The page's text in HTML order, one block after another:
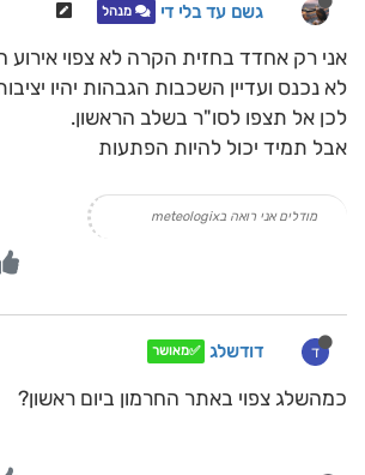
גשם עד בלי די מנהל
אני רק אחדד בחזית הקרה לא צפוי אירוע
לא נכנס ועדיין השכבות הגבהות יהיו
לכן אל תצפו לסו"ר בשלב הראשון.
אבל תמיד יכול להיות הפתעות
מודלים אני רואה בmeteologix
ד דודשלג ✅מאושר
כמהשלג צפוי באתר החרמון ביום ראשון?